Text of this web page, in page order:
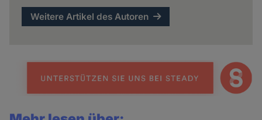
Weitere Artikel des Autoren